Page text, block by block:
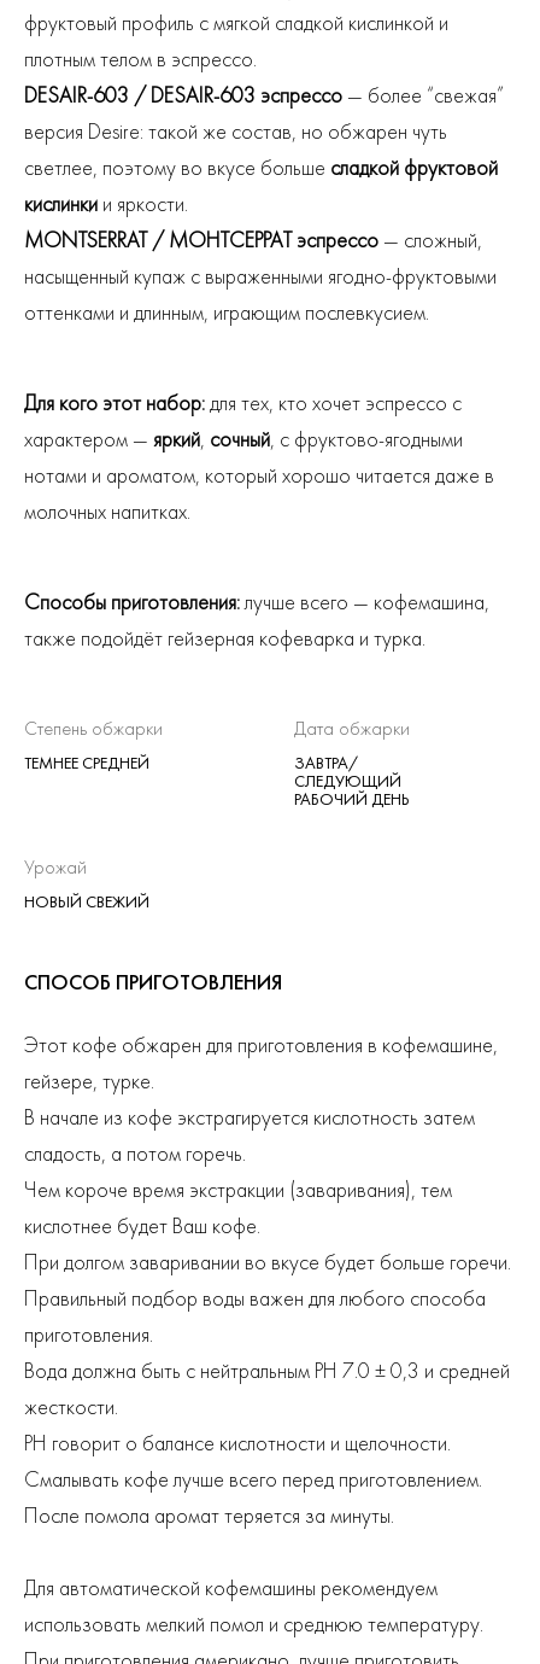
фруктовый профиль с мягкой сладкой кислинкой и
плотным телом в эспрессо.
DESAIR-603 / DESAIR-603 эспрессо — более “свежая”
версия Desire: такой же состав, но обжарен чуть
светлее, поэтому во вкусе больше сладкой фруктовой
кислинки и яркости.
MONTSERRAT / МОНТСЕРРАТ эспрессо — сложный,
насыщенный купаж с выраженными ягодно-фруктовыми
оттенками и длинным, играющим послевкусием.
Для кого этот набор: для тех, кто хочет эспрессо с
характером — яркий, сочный, с фруктово-ягодными
нотами и ароматом, который хорошо читается даже в
молочных напитках.
Способы приготовления:лучше всего — кофемашина,
также подойдёт гейзерная кофеварка и турка.
Степень обжарки
ТЕМНЕЕ СРЕДНЕЙ
Дата обжарки
ЗАВТРА/
СЛЕДУЮЩИЙ
РАБОЧИЙ ДЕНЬ
Урожай
НОВЫЙ СВЕЖИЙ
СПОСОБ ПРИГОТОВЛЕНИЯ
Этот кофе обжарен для приготовления в кофемашине,
гейзере, турке.
В начале из кофе экстрагируется кислотность затем
сладость, а потом горечь.
Чем короче время экстракции (заваривания), тем
кислотнее будет Ваш кофе.
При долгом заваривании во вкусе будет больше горечи.
Правильный подбор воды важен для любого способа
приготовления.
Вода должна быть с нейтральным PH 7.0 ± 0,3 и средней
жесткости.
PH говорит о балансе кислотности и щелочности.
Смалывать кофе лучше всего перед приготовлением.
После помола аромат теряется за минуты.
Для автоматической кофемашины рекомендуем
использовать мелкий помол и среднюю температуру.